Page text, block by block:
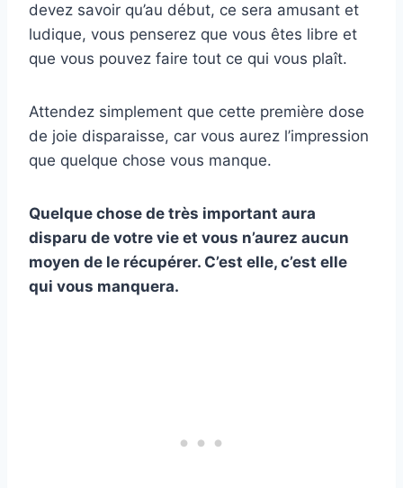
devez savoir qu’au début, ce sera amusant et
ludique, vous penserez que vous êtes libre et
que vous pouvez faire tout ce qui vous plaît.
Attendez simplement que cette première dose
de joie disparaisse, car vous aurez l’impression
que quelque chose vous manque.
Quelque chose de très important aura
disparu de votre vie et vous n’aurez aucun
moyen de le récupérer. C’est elle, c’est elle
qui vous manquera.